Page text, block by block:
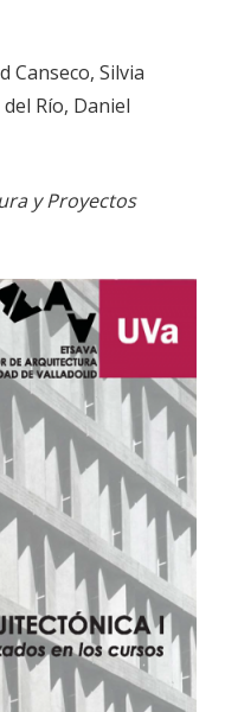
Canseco, Silvia
Río, Daniel
y Proyectos